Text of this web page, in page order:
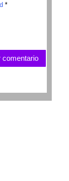
*
comentario